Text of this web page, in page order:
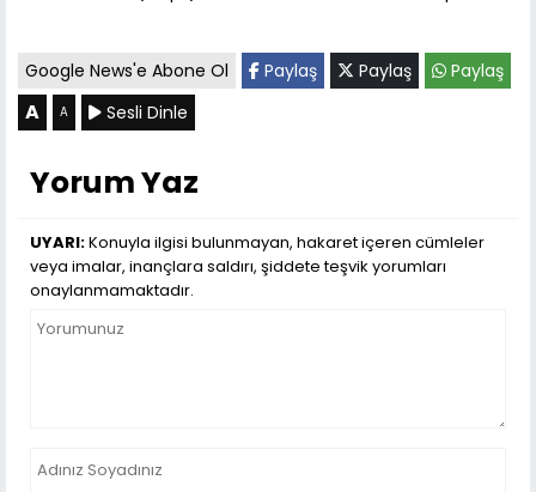
Google News'e Abone Ol Paylaş Paylaş Paylaş
A A Sesli Dinle
Yorum Yaz
UYARI:Konuyla ilgisi bulunmayan, hakaret içeren cümleler
veya imalar, inançlara saldırı, şiddete teşvik yorumları
onaylanmamaktadır.